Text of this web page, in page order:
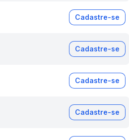
Cadastre-se
Cadastre-se
Cadastre-se
Cadastre-se